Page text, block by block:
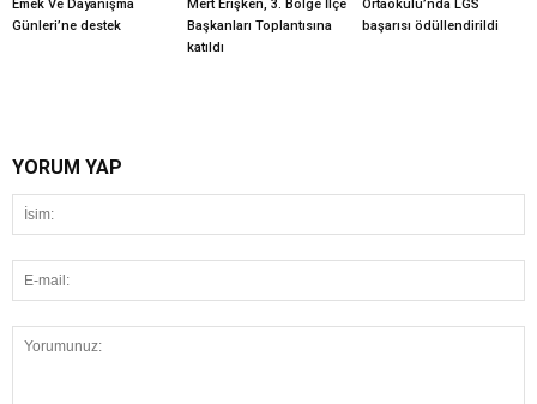
Emek Ve Dayanışma
Günleri’ne destek
Mert Erişken, 3. Bölge İlçe
Başkanları Toplantısına
katıldı
Ortaokulu’nda LGS
başarısı ödüllendirildi
YORUM YAP